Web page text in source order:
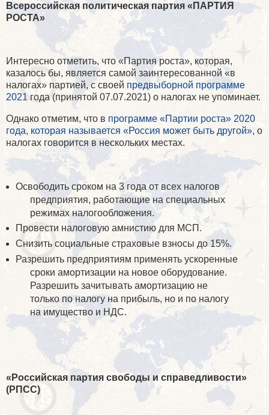
Всероссийская политическая партия «ПАРТИЯ
РОСТА»
Интересно отметить, что «Партия роста», которая,
казалось бы, является самой заинтересованной «в
налогах» партией, с своей предвыборной программе
2021 года (принятой 07.07.2021) о налогах не упоминает.
Однако отметим, что в программе «Партии роста» 2020
года, которая называется «Россия может быть другой», о
налогах говорится в нескольких местах.
Освободить сроком на 3 года от всех налогов
предприятия, работающие на специальных
режимах налогообложения.
Провести налоговую амнистию для МСП.
Снизить социальные страховые взносы до 15%.
Разрешить предприятиям применять ускоренные
сроки амортизации на новое оборудование.
Разрешить зачитывать амортизацию не
только по налогу на прибыль, но и по налогу
на имущество и НДС.
«Российская партия свободы и справедливости»
(РПСС)